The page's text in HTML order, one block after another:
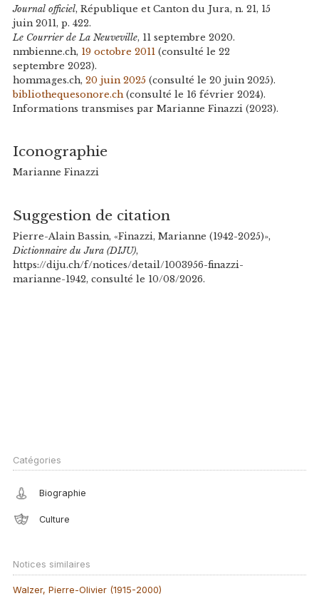
Journal officiel, République et Canton du Jura, n. 21, 15
juin 2011, p. 422.
Le Courrier de La Neuveville, 11 septembre 2020.
nmbienne.ch, 19 octobre 2011 (consulté le 22
septembre 2023).
hommages.ch, 20 juin 2025(consulté le 20 juin 2025).
bibliothequesonore.ch(consulté le 16 février 2024).
Informations transmises par Marianne Finazzi (2023).
Iconographie
Marianne Finazzi
Suggestion de citation
Pierre-Alain Bassin, «Finazzi, Marianne (1942-2025)»,
Dictionnaire du Jura (DIJU),
https://diju.ch/f/notices/detail/1003956-finazzi-
marianne-1942, consulté le 10/08/2026.
Catégories
Biographie
Culture
Notices similaires
Walzer, Pierre-Olivier (1915-2000)